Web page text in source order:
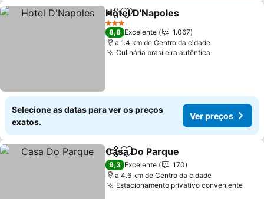
PartilharAdicionar aos favoritos
Hotel D'Napoles
3 Estrelas
8,8 Excelente
1.067
a 1.4 km de Centro da cidade
Culinária brasileira autêntica
Selecione as datas para ver os preços
exatos.
Ver preços
PartilharAdicionar aos favoritos
Casa Do Parque
9,3 Excelente
170
a 4.6 km de Centro da cidade
Estacionamento privativo conveniente